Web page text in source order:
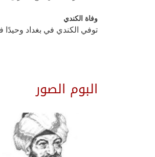
وفاة الكندي
توفي الكندي في بغداد وحيدًا في عهد الخليفة العباسي
البوم الصور